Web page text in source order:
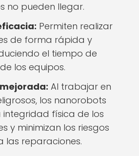
no pueden llegar.
Permiten realizar
de forma rápida y
el tiempo de
los equipos.
Al trabajar en
los nanorobots
física de los
y minimizan los riesgos
las reparaciones.